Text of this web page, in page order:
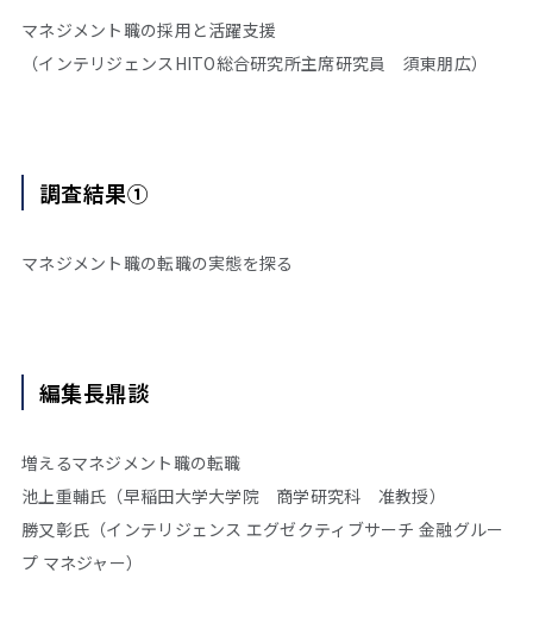
マネジメント職の採用と活躍支援
（インテリジェンスHITO総合研究所主席研究員 須東朋広）
調査結果①
マネジメント職の転職の実態を探る
編集長鼎談
増えるマネジメント職の転職
池上重輔氏（早稲田大学大学院 商学研究科 准教授）
勝又彰氏（インテリジェンス エグゼクティブサーチ 金融グルー
プ マネジャー）